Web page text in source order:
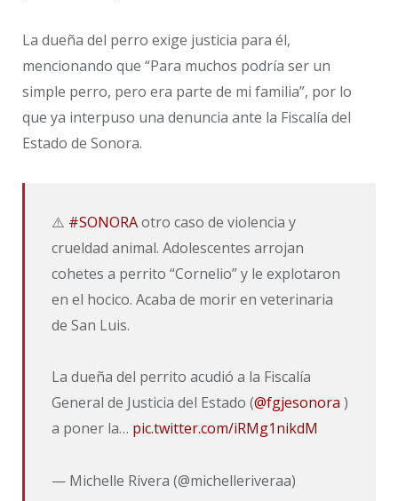
La dueña del perro exige justicia para él,
mencionando que “Para muchos podría ser un
simple perro, pero era parte de mi familia”, por lo
que ya interpuso una denuncia ante la Fiscalía del
Estado de Sonora.
⚠️ #SONORAotro caso de violencia y
crueldad animal. Adolescentes arrojan
cohetes a perrito “Cornelio” y le explotaron
en el hocico. Acaba de morir en veterinaria
de San Luis.
La dueña del perrito acudió a la Fiscalía
General de Justicia del Estado (@fgjesonora )
a poner la… pic.twitter.com/iRMg1nikdM
— Michelle Rivera (@michelleriveraa)